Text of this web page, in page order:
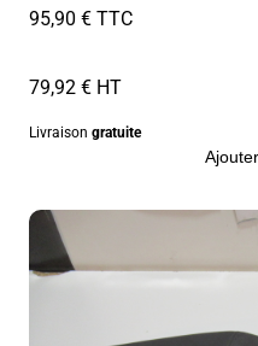
95,90 € TTC
79,92 € HT
Livraison gratuite